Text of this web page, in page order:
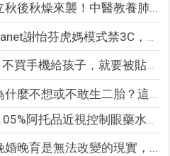
秋後秋燥來襲！中醫教養肺...
謝怡芬虎媽模式禁3C，看...
不買手機給孩子，就要被貼「...
什麼不想或不敢生二胎？這8...
阿托品近視控制眼藥水納...
婚晚育是無法改變的現實，...